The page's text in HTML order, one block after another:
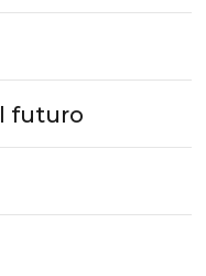
futuro